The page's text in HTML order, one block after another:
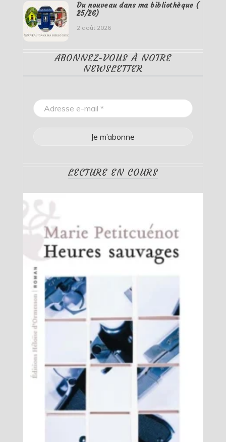
Du nouveau dans ma bibliothèque (
25/26)
2 août 2026
ABONNEZ-VOUS À NOTRE
NEWSLETTER
LECTURE EN COURS